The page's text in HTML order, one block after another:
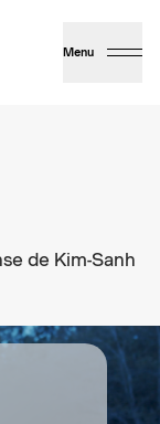
Menu
de Kim-Sanh